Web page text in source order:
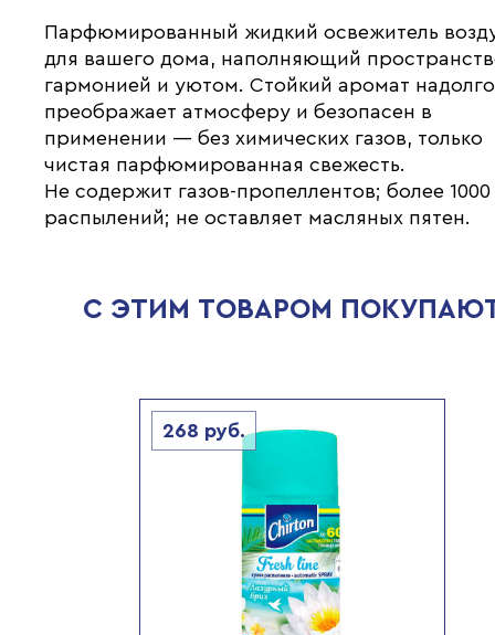
Парфюмированный жидкий освежитель
для вашего дома, наполняющий
гармонией и уютом. Стойкий аромат надолго
преображает атмосферу и безопасен в
применении — без химических газов, только
чистая парфюмированная свежесть.
Не содержит газов-пропеллентов; более 1000
распылений; не оставляет масляных пятен.
С ЭТИМ ТОВАРОМ
268 руб.